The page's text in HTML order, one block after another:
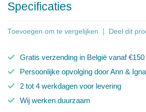
Specificaties
Toevoegen om te vergelijken Deel dit
Gratis verzending in België vanaf €150
Persoonlijke opvolging door Ann &
2 tot 4 werkdagen voor levering
Wij werken duurzaam